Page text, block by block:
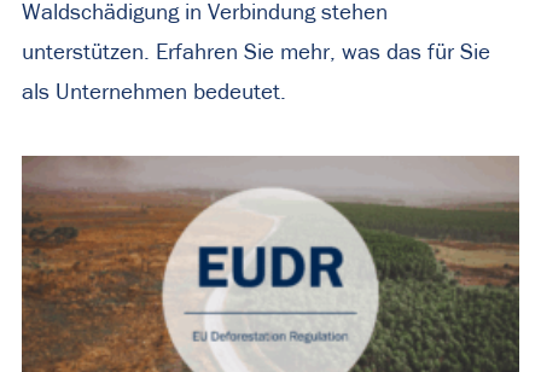
Waldschädigung in Verbindung stehen
unterstützen. Erfahren Sie mehr, was das für Sie
als Unternehmen bedeutet.